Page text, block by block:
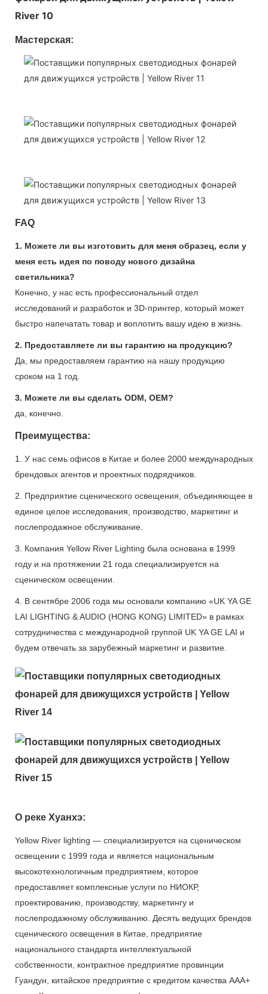
Мастерская:
FAQ
1. Можете ли вы изготовить для меня образец, если у
меня есть идея по поводу нового дизайна
светильника?
Конечно, у нас есть профессиональный отдел
исследований и разработок и 3D-принтер, который может
быстро напечатать товар и воплотить вашу идею в жизнь.
2. Предоставляете ли вы гарантию на продукцию?
Да, мы предоставляем гарантию на нашу продукцию
сроком на 1 год.
3. Можете ли вы сделать ODM, OEM?
да, конечно.
Преимущества:
1. У нас семь офисов в Китае и более 2000 международных
брендовых агентов и проектных подрядчиков.
2. Предприятие сценического освещения, объединяющее в
единое целое исследования, производство, маркетинг и
послепродажное обслуживание.
3. Компания Yellow River Lighting была основана в 1999
году и на протяжении 21 года специализируется на
сценическом освещении.
4. В сентябре 2006 года мы основали компанию «UK YA GE
LAI LIGHTING & AUDIO (HONG KONG) LIMITED» в рамках
сотрудничества с международной группой UK YA GE LAI и
будем отвечать за зарубежный маркетинг и развитие.
О реке Хуанхэ:
Yellow River lighting — специализируется на сценическом
освещении с 1999 года и является национальным
высокотехнологичным предприятием, которое
предоставляет комплексные услуги по НИОКР,
проектированию, производству, маркетингу и
послепродажному обслуживанию. Десять ведущих брендов
сценического освещения в Китае, предприятие
национального стандарта интеллектуальной
собственности, контрактное предприятие провинции
Гуандун, китайское предприятие с кредитом качества AAA+